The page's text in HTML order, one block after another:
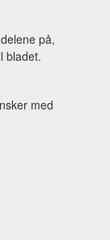
på,
bladet.
med